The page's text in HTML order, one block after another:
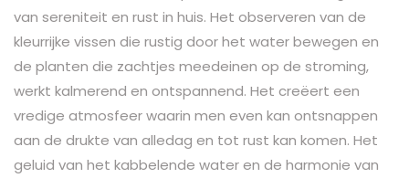
van sereniteit en rust in huis. Het observeren van de
kleurrijke vissen die rustig door het water bewegen en
de planten die zachtjes meedeinen op de stroming,
werkt kalmerend en ontspannend. Het creëert een
vredige atmosfeer waarin men even kan ontsnappen
aan de drukte van alledag en tot rust kan komen. Het
geluid van het kabbelende water en de harmonie van